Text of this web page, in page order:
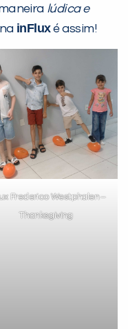
lúdica e
inFluxé assim!
Frederico Westphalen –
Thanksgiving
contato